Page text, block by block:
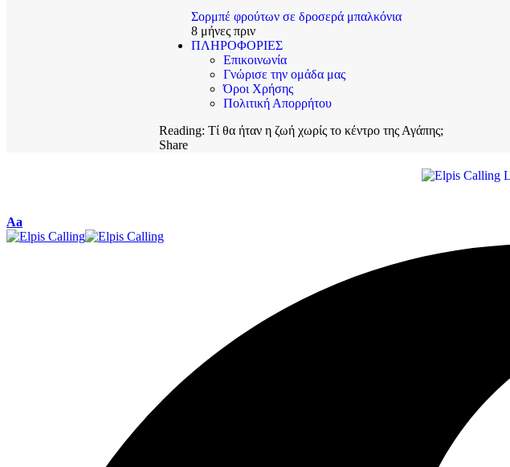
Σορμπέ φρούτων σε δροσερά μπαλκόνια
8 μήνες πριν
ΠΛΗΡΟΦΟΡΙΕΣ
Επικοινωνία
Γνώρισε την ομάδα μας
Όροι Χρήσης
Πολιτική Απορρήτου
Reading: Τί θα ήταν η ζωή χωρίς το κέντρο της Αγάπης;
Share
Aa